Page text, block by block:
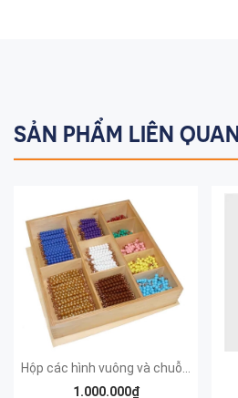
SẢN PHẨM LIÊN QUAN
1.000.000₫